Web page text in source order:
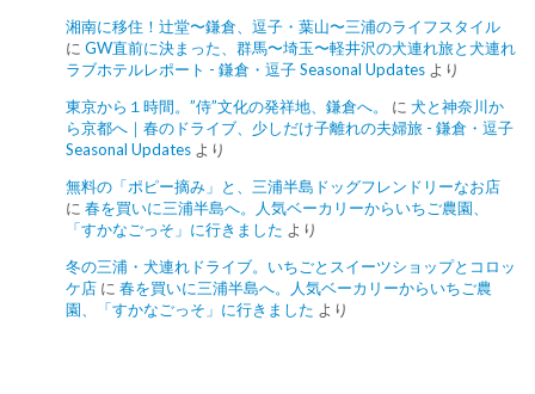
湘南に移住！辻堂〜鎌倉、逗子・葉山〜三浦のライフスタイル
に GW直前に決まった、群馬〜埼玉〜軽井沢の犬連れ旅と犬連れ
ラブホテルレポート - 鎌倉・逗子 Seasonal Updates より
東京から１時間。”侍”文化の発祥地、鎌倉へ。
に 犬と神奈川か
ら京都へ｜春のドライブ、少しだけ子離れの夫婦旅 - 鎌倉・逗子
Seasonal Updates より
無料の「ポピー摘み」と、三浦半島ドッグフレンドリーなお店
に 春を買いに三浦半島へ。人気ベーカリーからいちご農園、
「すかなごっそ」に行きました より
冬の三浦・犬連れドライブ。いちごとスイーツショップとコロッ
ケ店 に 春を買いに三浦半島へ。人気ベーカリーからいちご農
園、「すかなごっそ」に行きました より